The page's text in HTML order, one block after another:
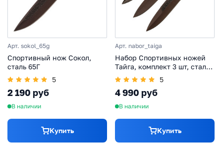
Арт. sokol_65g
Спортивный нож Сокол,
сталь 65Г
5
2 190 руб
В наличии
Купить
Арт. nabor_taiga
Набор Спортивных ножей
Тайга, комплект 3 шт, сталь
65Г
5
4 990 руб
В наличии
Купить